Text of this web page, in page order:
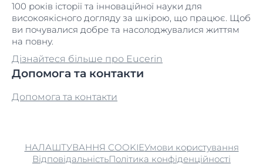
100 років історії та інноваційної науки для
високоякісного догляду за шкірою, що працює. Щоб
ви почувалися добре та насолоджувалися життям
на повну.
Дізнайтеся більше про Eucerin
Допомога та контакти
Допомога та контакти
НАЛАШТУВАННЯ COOKIEУмови користування
ВідповідальністьПолітика конфіденційності